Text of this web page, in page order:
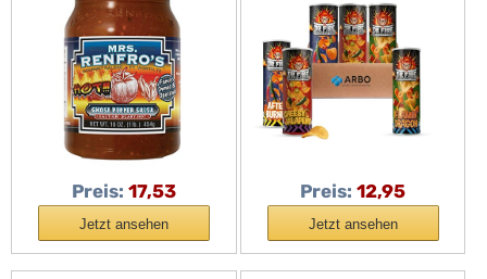
Preis: 17,53
Jetzt ansehen
Dragon – Halal
zertifizierter Spicy
Snack Mix für Chili-,
Jalapeño- und würzige
Chips-Fans
Preis: 12,95
Jetzt ansehen